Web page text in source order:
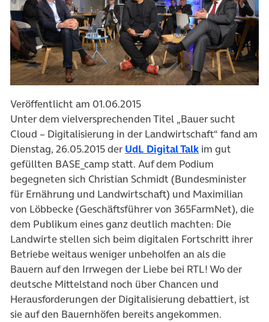
Veröffentlicht am 01.06.2015
Unter dem vielversprechenden Titel „Bauer sucht
Cloud – Digitalisierung in der Landwirtschaft“ fand am
Dienstag, 26.05.2015 der UdL Digital Talk im gut
gefüllten BASE_camp statt. Auf dem Podium
begegneten sich Christian Schmidt (Bundesminister
für Ernährung und Landwirtschaft) und Maximilian
von Löbbecke (Geschäftsführer von 365FarmNet), die
dem Publikum eines ganz deutlich machten: Die
Landwirte stellen sich beim digitalen Fortschritt ihrer
Betriebe weitaus weniger unbeholfen an als die
Bauern auf den Irrwegen der Liebe bei RTL! Wo der
deutsche Mittelstand noch über Chancen und
Herausforderungen der Digitalisierung debattiert, ist
sie auf den Bauernhöfen bereits angekommen.